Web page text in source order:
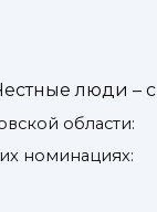
люди –
области:
номинациях: